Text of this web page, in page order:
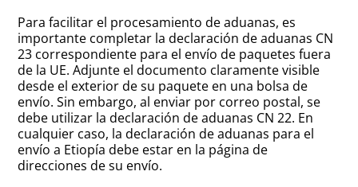
Para facilitar el procesamiento de aduanas, es
importante completar la declaración de aduanas CN
23 correspondiente para el envío de paquetes fuera
de la UE. Adjunte el documento claramente visible
desde el exterior de su paquete en una bolsa de
envío. Sin embargo, al enviar por correo postal, se
debe utilizar la declaración de aduanas CN 22. En
cualquier caso, la declaración de aduanas para el
envío a Etiopía debe estar en la página de
direcciones de su envío.